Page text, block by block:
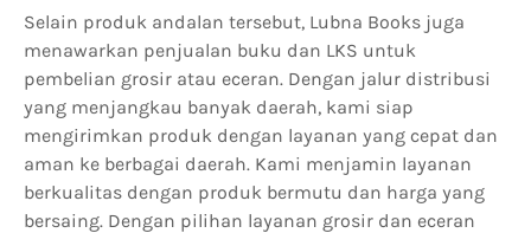
Selain produk andalan tersebut, Lubna Books juga
menawarkan penjualan buku dan LKS untuk
pembelian grosir atau eceran. Dengan jalur distribusi
yang menjangkau banyak daerah, kami siap
mengirimkan produk dengan layanan yang cepat dan
aman ke berbagai daerah. Kami menjamin layanan
berkualitas dengan produk bermutu dan harga yang
bersaing. Dengan pilihan layanan grosir dan eceran